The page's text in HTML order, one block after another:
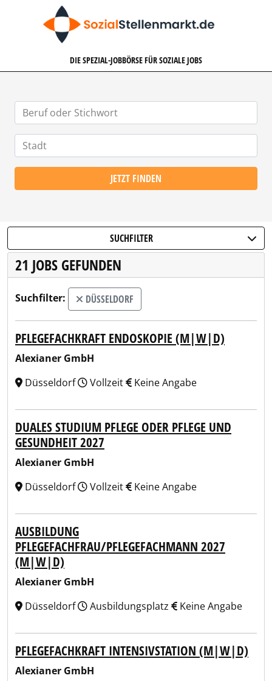
DIE SPEZIAL-JOBBÖRSE FÜR SOZIALE JOBS
JETZT FINDEN
SUCHFILTER
21 JOBS GEFUNDEN
Suchfilter: DÜSSELDORF
PFLEGEFACHKRAFT ENDOSKOPIE (M|W|D)
Alexianer GmbH
Düsseldorf
Vollzeit Keine Angabe
DUALES STUDIUM PFLEGE ODER PFLEGE UND
GESUNDHEIT 2027
Alexianer GmbH
Düsseldorf
Vollzeit Keine Angabe
AUSBILDUNG
PFLEGEFACHFRAU/PFLEGEFACHMANN 2027
(M|W|D)
Alexianer GmbH
Düsseldorf
Ausbildungsplatz Keine Angabe
PFLEGEFACHKRAFT INTENSIVSTATION (M|W|D)
Alexianer GmbH